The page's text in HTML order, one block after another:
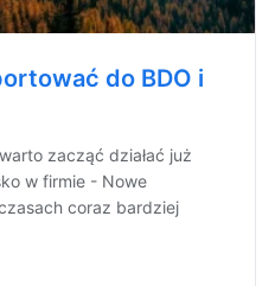
do BDO i
zacząć działać już
w firmie - Nowe
coraz bardziej